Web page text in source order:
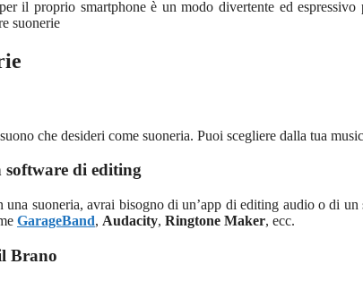
il proprio smartphone è un modo divertente ed
suonerie
che desideri come suoneria. Puoi scegliere dalla tua
software di editing
una suoneria, avrai bisogno di un’app di editing audio o di
GarageBand, Audacity, Ringtone Maker, ecc.
Brano